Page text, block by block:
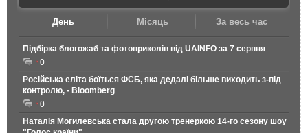
День Місяць За весь час
Підбірка блогожаб та фотоприколів від UAINFO за 7 серпня
0
Російська еліта боїться ФСБ, яка дедалі більше виходить з-під
контролю, - Bloomberg
0
Наталія Могилевська стала другою тренеркою 14-го сезону шоу